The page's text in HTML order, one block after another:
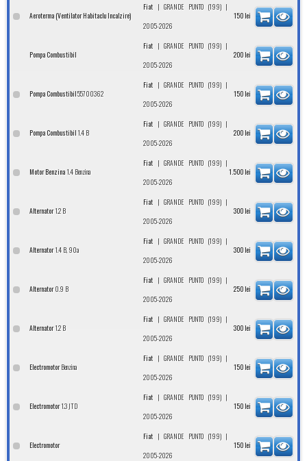
Aeroterma (Ventilator Habitaclu Incalzire)
Fiat |GRANDE PUNTO (199) |
2005-2026
150 lei
Pompa Combustibil
Fiat |GRANDE PUNTO (199) |
2005-2026
200 lei
Pompa Combustibil55700362
Fiat |GRANDE PUNTO (199) |
2005-2026
150 lei
Pompa Combustibil 1.4 B
Fiat |GRANDE PUNTO (199) |
2005-2026
200 lei
Motor Benzina 1.4 Benzina
Fiat |GRANDE PUNTO (199) |
2005-2026
1.500 lei
Alternator1.2 B
Fiat |GRANDE PUNTO (199) |
2005-2026
300 lei
Alternator1.4 B, 90a
Fiat |GRANDE PUNTO (199) |
2005-2026
300 lei
Alternator0.9 B
Fiat |GRANDE PUNTO (199) |
2005-2026
250 lei
Alternator1.2 B
Fiat |GRANDE PUNTO (199) |
2005-2026
300 lei
ElectromotorBenzina
Fiat |GRANDE PUNTO (199) |
2005-2026
150 lei
Electromotor1.3 JTD
Fiat |GRANDE PUNTO (199) |
2005-2026
150 lei
Electromotor
Fiat |GRANDE PUNTO (199) |
2005-2026
150 lei